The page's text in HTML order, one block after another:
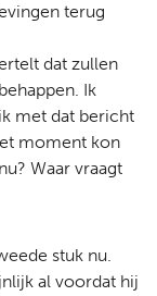
terug
dat zullen
Ik
met dat bericht
moment kon
Waar vraagt
stuk nu.
al voordat hij